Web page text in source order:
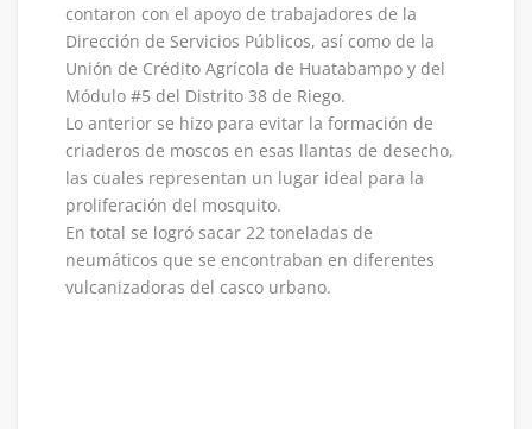
contaron con el apoyo de trabajadores de la
Dirección de Servicios Públicos, así como de la
Unión de Crédito Agrícola de Huatabampo y del
Módulo #5 del Distrito 38 de Riego.
Lo anterior se hizo para evitar la formación de
criaderos de moscos en esas llantas de desecho,
las cuales representan un lugar ideal para la
proliferación del mosquito.
En total se logró sacar 22 toneladas de
neumáticos que se encontraban en diferentes
vulcanizadoras del casco urbano.